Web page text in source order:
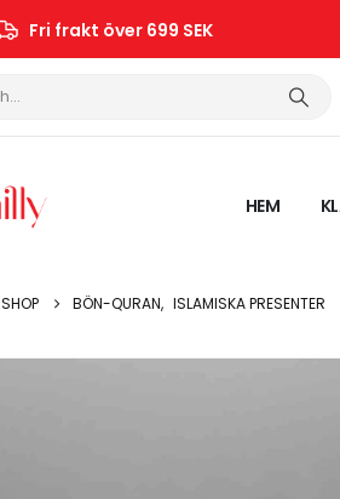
Fri frakt över 699 SEK
HEM
SHOP BÖN-QURAN, ISLAMISKA PRESENTER